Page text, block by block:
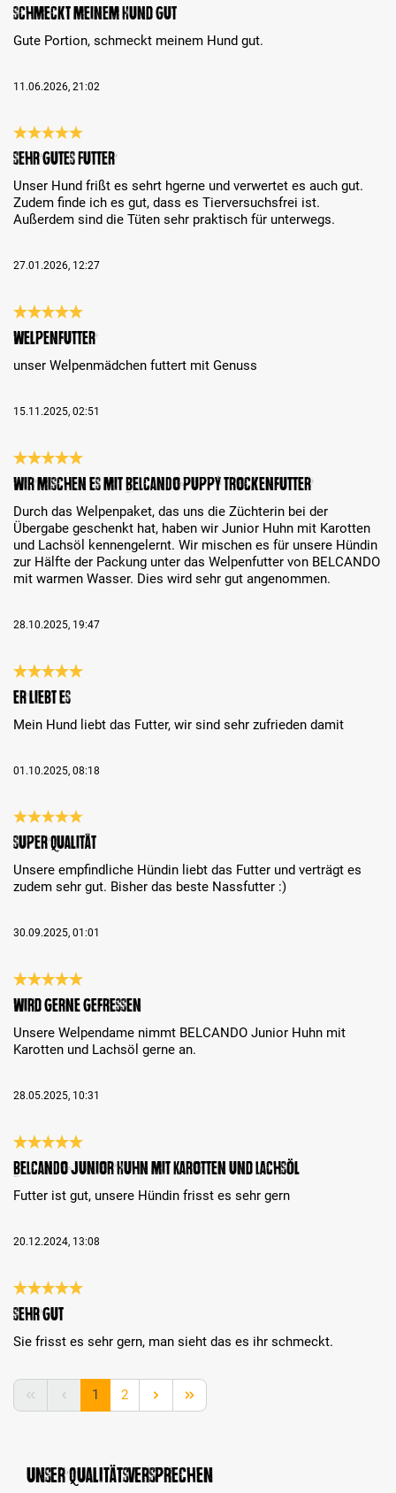
Schmeckt meinem Hund gut
Gute Portion, schmeckt meinem Hund gut.
11.06.2026, 21:02
Bewertung mit 5 von 5 Sternen
Sehr gutes Futter
Unser Hund frißt es sehrt hgerne und verwertet es auch gut.
Zudem finde ich es gut, dass es Tierversuchsfrei ist.
Außerdem sind die Tüten sehr praktisch für unterwegs.
27.01.2026, 12:27
Bewertung mit 5 von 5 Sternen
Welpenfutter
unser Welpenmädchen futtert mit Genuss
15.11.2025, 02:51
Bewertung mit 5 von 5 Sternen
Wir mischen es mit BELCANDO Puppy Trockenfutter
Durch das Welpenpaket, das uns die Züchterin bei der
Übergabe geschenkt hat, haben wir Junior Huhn mit Karotten
und Lachsöl kennengelernt. Wir mischen es für unsere Hündin
zur Hälfte der Packung unter das Welpenfutter von BELCANDO
mit warmen Wasser. Dies wird sehr gut angenommen.
28.10.2025, 19:47
Bewertung mit 5 von 5 Sternen
Er liebt es
Mein Hund liebt das Futter, wir sind sehr zufrieden damit
01.10.2025, 08:18
Bewertung mit 5 von 5 Sternen
Super Qualität
Unsere empfindliche Hündin liebt das Futter und verträgt es
zudem sehr gut. Bisher das beste Nassfutter :)
30.09.2025, 01:01
Bewertung mit 5 von 5 Sternen
Wird gerne gefressen
Unsere Welpendame nimmt BELCANDO Junior Huhn mit
Karotten und Lachsöl gerne an.
28.05.2025, 10:31
Bewertung mit 5 von 5 Sternen
BELCANDO Junior Huhn mit Karotten und Lachsöl
Futter ist gut, unsere Hündin frisst es sehr gern
20.12.2024, 13:08
Bewertung mit 5 von 5 Sternen
Sehr gut
Sie frisst es sehr gern, man sieht das es ihr schmeckt.
Seite
1 Seite
2
Unser Qualitätsversprechen